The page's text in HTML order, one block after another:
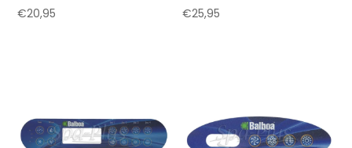
€20,95 €25,95